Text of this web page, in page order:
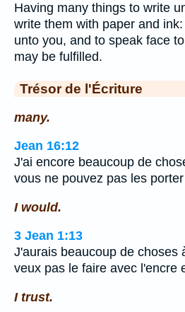
Having many things to write
write them with paper and
unto you, and to speak face
may be fulfilled.
Trésor de l'Écriture
many.
Jean 16:12
J'ai encore beaucoup de
vous ne pouvez pas les
I would.
3 Jean 1:13
J'aurais beaucoup de choses
veux pas le faire avec l'encre
I trust.